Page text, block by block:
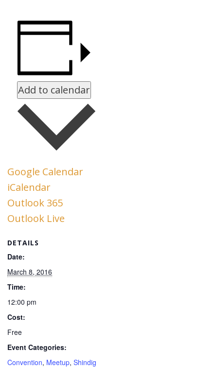
Add to calendar
Google Calendar
iCalendar
Outlook 365
Outlook Live
DETAILS
Date:
March 8, 2016
Time:
12:00 pm
Cost:
Free
Event Categories:
Convention, Meetup, Shindig